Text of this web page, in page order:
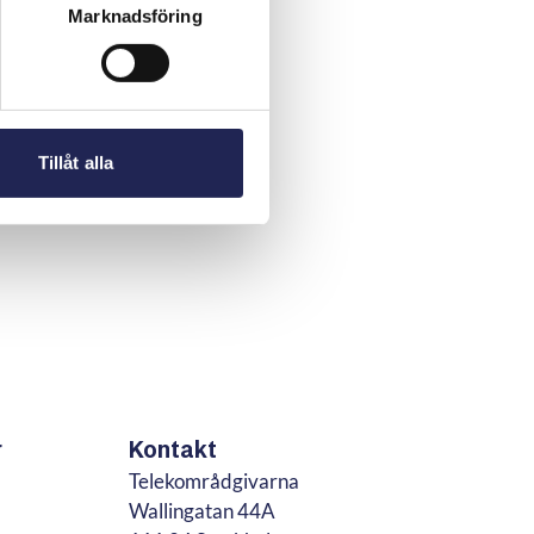
Marknadsföring
Tillåt alla
Kontakt
Telekområdgivarna
Wallingatan 44A